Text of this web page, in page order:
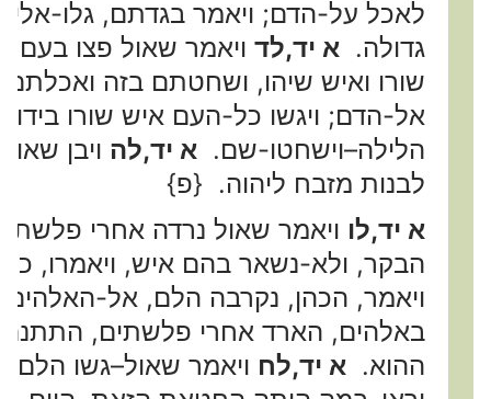
לאכל על-הדם; ויאמר בגדתם, גלו-אלי
גדולה.א יד,לד ויאמר שאול פצו בעם
שורו ואיש שיהו, ושחטתם בזה
אל-הדם; ויגשו כל-העם איש שורו בידו,
הלילה–וישחטו-שם.א יד,לה ויבן
לבנות מזבח ליהוה. {פ}
א יד,לו ויאמר שאול נרדה אחרי
הבקר, ולא-נשאר בהם איש, ויאמרו,
ויאמר, הכהן, נקרבה הלם, אל-
באלהים, הארד אחרי פלשתים, התתנם
ההוא.א יד,לח ויאמר שאול–גשו